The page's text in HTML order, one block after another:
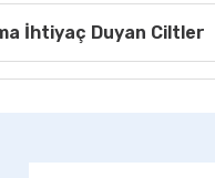
İhtiyaç Duyan Ciltler